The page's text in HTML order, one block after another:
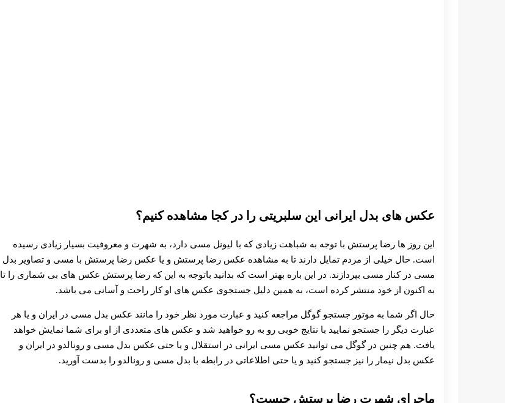
عکس های بدل ایرانی این سلبریتی را در کجا مشاهده کنیم؟
این روز ها رضا پرستش با توجه به شباهت زیادی که با لیونل مسی دارد، به شهرت و معروفیت بسیار زیادی رسیده
است. حال خیلی از مردم تمایل دارند تا به مشاهده عکس رضا پرستش و یا عکس رضا پرستش با مسی و تصاویر بدل
مسی در کنار مسی بپردازند. در این باره بهتر است که بدانید باتوجه به این که رضا پرستش عکس های بی شماری را تا
به اکنون از خود منتشر کرده است، به همین دلیل جستجوی عکس های او کار راحت و آسانی می باشد.
حال اگر شما به موتور جستجو گوگل مراجعه کنید و عبارت مورد نظر خود را مانند عکس بدل مسی در ایران و یا هر
عبارت دیگر را جستجو نمایید با نتایج خوبی رو به رو خواهید شد و عکس های متعددی از او برای شما نمایش خواهد
یافت. هم چنین در گوگل می توانید عکس مسی ایرانی در استقلال و یا حتی عکس بدل مسی و رونالدو در ایران و
عکس بدل نیمار را نیز جستجو کنید و یا حتی اطلاعاتی در رابطه با بدل مسی و رونالدو را بدست آورید.
ماجرای شهرت رضا پرستش چیست؟